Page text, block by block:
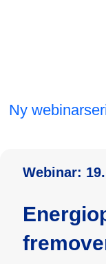
Ny
Webinar: